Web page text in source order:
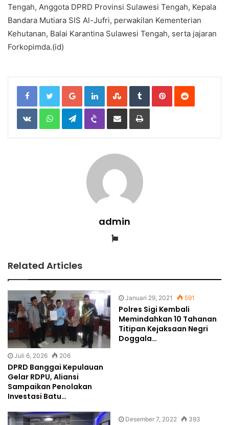
Tengah, Anggota DPRD Provinsi Sulawesi Tengah, Kepala
Bandara Mutiara SIS Al-Jufri, perwakilan Kementerian
Kehutanan, Balai Karantina Sulawesi Tengah, serta jajaran
Forkopimda.(id)
Google+LinkedInStumbleUpon
TumblrPinterestReddit
VKontakteWhatsAppTelegramViber Share
Email
Print
admin
Website
Related Articles
Juli 6, 2026 206
DPRD Banggai Kepulauan
Gelar RDPU, Aliansi
Sampaikan Penolakan
Investasi Batu…
Januari 29, 2021 591
Polres Sigi Kembali
Memindahkan 10 Tahanan
Titipan Kejaksaan Negri
Doggala…
Desember 7, 2022 393